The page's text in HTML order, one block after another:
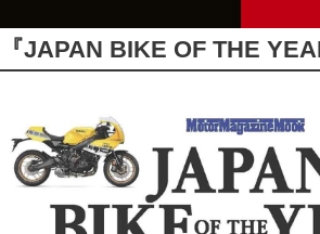
『JAPAN BIKE OF THE